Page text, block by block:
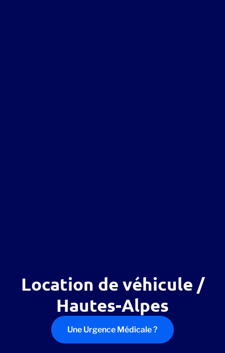
Location de véhicule /
Hautes-Alpes
Une Urgence Médicale ?